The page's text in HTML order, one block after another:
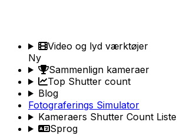
Video og lyd værktøjer
Ny
Sammenlign kameraer
Top Shutter count
Blog
Fotograferings Simulator
Kameraers Shutter Count Liste
Sprog